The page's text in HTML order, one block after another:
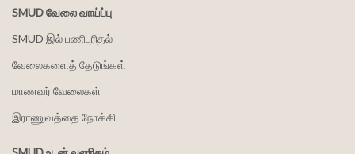
SMUD வேலை வாய்ப்பு
SMUD இல் பணிபுரிதல்
வேலைகளைத் தேடுங்கள்
மாணவர் வேலைகள்
இராணுவத்தை நோக்கி